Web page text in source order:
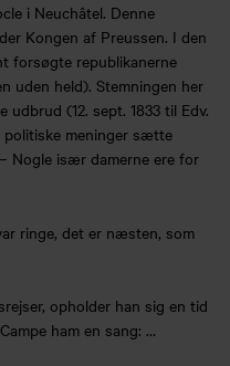
i Neuchâtel. Denne
Kongen af Preussen. I den
forsøgte republikanerne
uden held). Stemningen her
(12. sept. 1833 til Edv.
politiske meninger sætte
især damerne ere for
ringe, det er næsten, som
opholder han sig en tid
ham en sang: …